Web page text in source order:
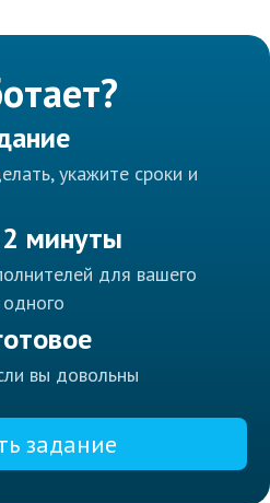
укажите сроки и
минуты
для вашего
вы довольны
задание